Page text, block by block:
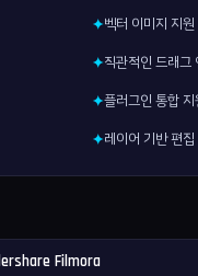
✦벡터 이미지 지원
✦직관적인 드래그
✦플러그인 통합 지
✦레이어 기반 편집
Filmora